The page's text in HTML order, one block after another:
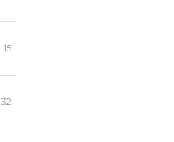
15
32